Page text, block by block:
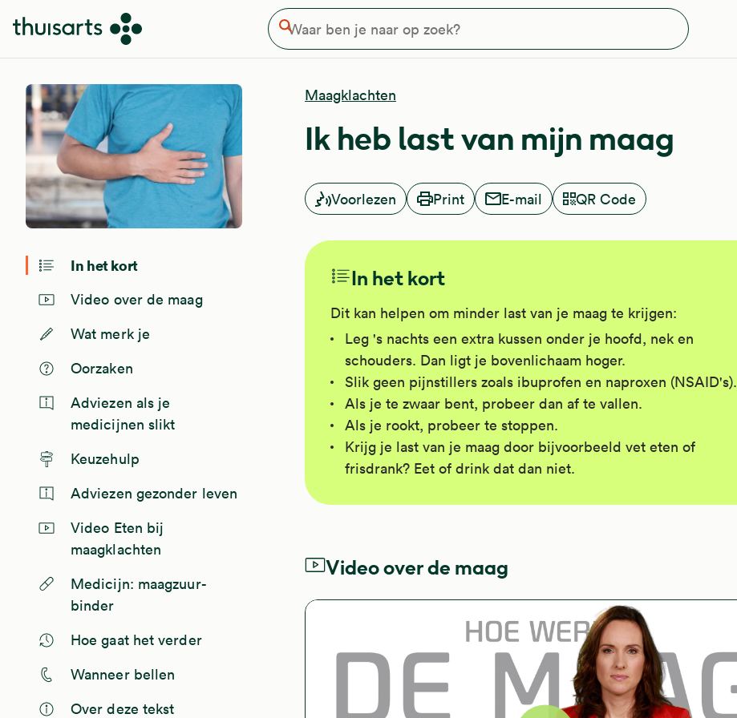
Overslaan en naar de inhoud gaan Waar ben je naar op zoek?
Zoeken
Maagklachten
Ik heb last van mijn maag
In het kort
Video over de maag
Wat merk je
Oorzaken
Adviezen als je
medicijnen slikt
Keuzehulp
Adviezen gezonder leven
Video Eten bij
maagklachten
Medicijn: maagzuur-
binder
Hoe gaat het verder
Wanneer bellen
Over deze tekst
Voorlezen Print E-mail QR Code
In het kort
Dit kan helpen om minder last van je maag te krijgen:
Leg 's nachts een extra kussen onder je hoofd, nek en
schouders. Dan ligt je bovenlichaam hoger.
Slik geen pijnstillers zoals ibuprofen en naproxen (NSAID's).
Als je te zwaar bent, probeer dan af te vallen.
Als je rookt, probeer te stoppen.
Krijg je last van je maag door bijvoorbeeld vet eten of
frisdrank? Eet of drink dat dan niet.
Video over de maag